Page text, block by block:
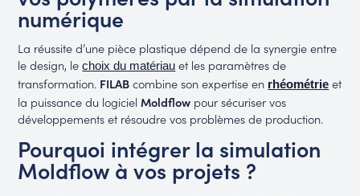
numérique
La réussite d’une pièce plastique dépend de la synergie entre
le design, lechoix du matériau et les paramètres de
transformation. FILABcombine son expertise en rhéométrie et
la puissance du logiciel Moldflow pour sécuriser vos
développements et résoudre vos problèmes de production.
Pourquoi intégrer la simulation
Moldflow à vos projets ?